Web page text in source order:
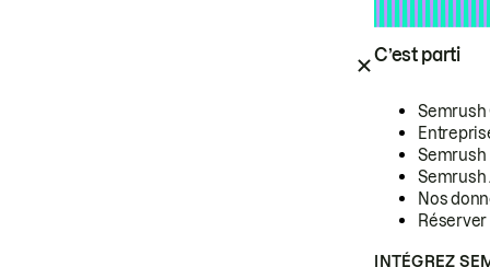
C’est parti
Semrush
Semrush
Semrush
Nos
INTÉGREZ